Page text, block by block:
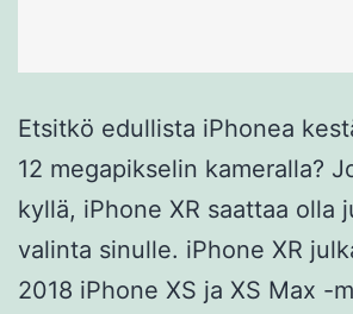
Etsitkö edullista iPhonea
12 megapikselin kameralla?
kyllä, iPhone XR saattaa olla
valinta sinulle. iPhone XR
2018 iPhone XS ja XS Max -